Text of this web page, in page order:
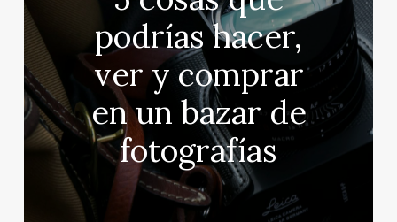
podrías hacer,
ver y comprar
en un bazar de
fotografías